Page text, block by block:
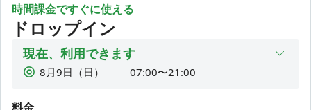
時間課金ですぐに使える
ドロップイン
現在、利用できます
8月9日（日）
07:00〜21:00
料金